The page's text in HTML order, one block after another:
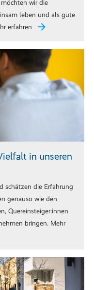
wir die
leben und als gute
erfahren
in unseren
schätzen die Erfahrung
genauso wie den
Quereinsteiger:innen
bringen. Mehr